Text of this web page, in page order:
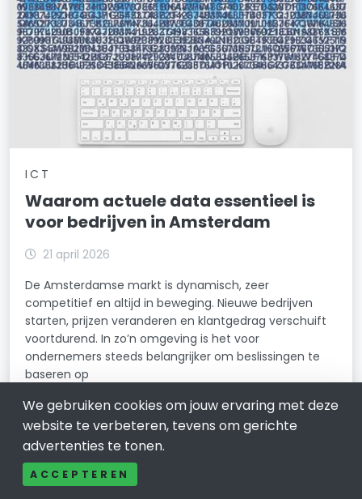
ICT
Waarom actuele data essentieel is
voor bedrijven in Amsterdam
21 april 2026
De Amsterdamse markt is dynamisch, zeer
competitief en altijd in beweging. Nieuwe bedrijven
starten, prijzen veranderen en klantgedrag verschuift
voortdurend. In zo’n omgeving is het voor
ondernemers steeds belangrijker om beslissingen te
baseren op
LEES VERDER
We gebruiken cookies om jouw ervaring met deze
website te verbeteren, tevens om gerichte
advertenties te tonen.
ACCEPTEREN